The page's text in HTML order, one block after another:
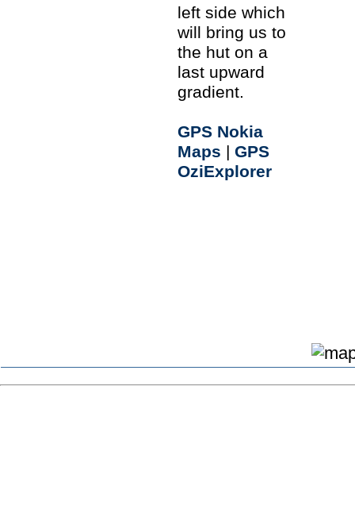
left side which
will bring us to
the hut on a
last upward
gradient.
GPS Nokia
Maps | GPS
OziExplorer